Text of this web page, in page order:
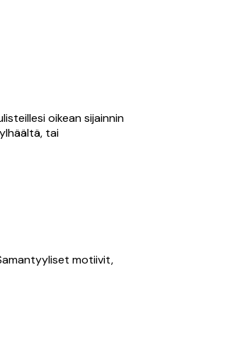
oikean sijainnin
tai
motiivit,